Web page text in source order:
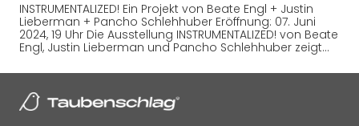
INSTRUMENTALIZED! Ein Projekt von Beate Engl + Justin
Lieberman + Pancho Schlehhuber Eröffnung: 07. Juni
2024, 19 Uhr Die Ausstellung INSTRUMENTALIZED! von Beate
Engl, Justin Lieberman und Pancho Schlehhuber zeigt…